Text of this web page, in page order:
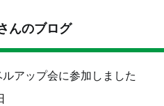
んのブログ
アップ会に参加しました